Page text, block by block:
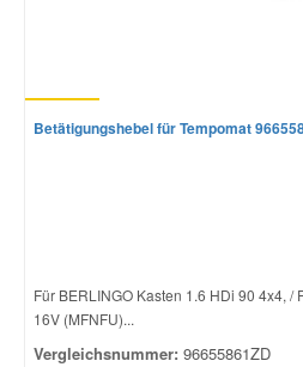
Betätigungshebel für Tempomat
Für BERLINGO Kasten 1.6 HDi 90 4x4, /
16V (MFNFU)...
Vergleichsnummer: 96655861ZD